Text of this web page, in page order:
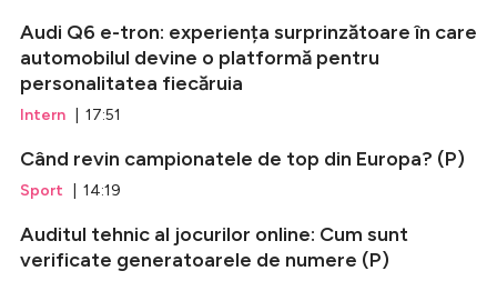
Audi Q6 e-tron: experiența surprinzătoare în care
automobilul devine o platformă pentru
personalitatea fiecăruia
Intern | 17:51
Când revin campionatele de top din Europa? (P)
Sport | 14:19
Auditul tehnic al jocurilor online: Cum sunt
verificate generatoarele de numere (P)